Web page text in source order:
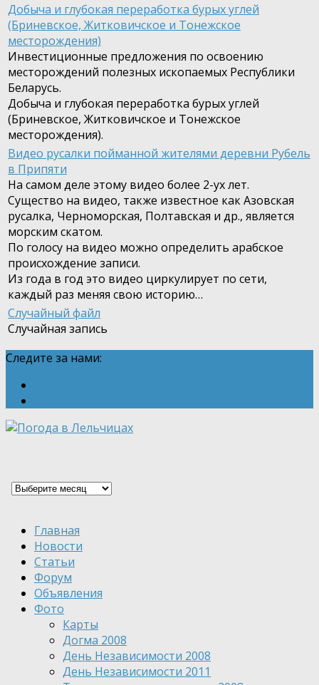
Добыча и глубокая переработка бурых углей
(Бриневское, Житковичское и Тонежское
месторождения)
Инвестиционные предложения по освоению
месторождений полезных ископаемых Республики
Беларусь.
Добыча и глубокая переработка бурых углей
(Бриневское, Житковичское и Тонежское
месторождения).
Видео русалки пойманной жителями деревни Рубель
в Припяти
На самом деле этому видео более 2-ух лет.
Существо на видео, также известное как Азовская
русалка, Черноморская, Полтавская и др., является
морским скатом.
По голосу на видео можно определить арабское
происхождение записи.
Из года в год это видео циркулирует по сети,
каждый раз меняя свою историю…
Случайный файл
Случайная запись
Следите за нами:
Главная
Новости
Статьи
Форум
Объявления
Фото
Карты
Догма 2008
День Независимости 2008
День Независимости 2011